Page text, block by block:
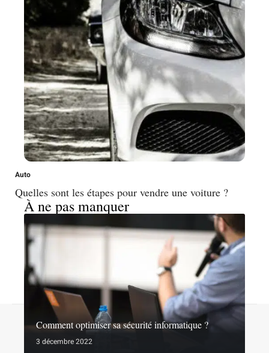
Auto
Quelles sont les étapes pour vendre une voiture ?
À ne pas manquer
Comment optimiser sa sécurité informatique ?
3 décembre 2022
Contact Mentions légales Sitemap